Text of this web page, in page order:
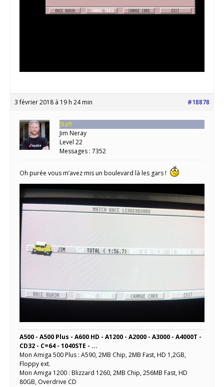
3 février 2018 à 19 h 24 min #18878
Staff
Jim Neray
Level 22
Messages : 7352
Oh purée vous m’avez mis un boulevard là les gars !
A500 - A500 Plus - A600 HD - A1200 - A2000 - A3000 - A4000T -
CD32 - C=64 - 1040STE - ...
Mon Amiga 500 Plus : A590, 2MB Chip, 2MB Fast, HD 1,2GB,
Floppy ext.
Mon Amiga 1200 : Blizzard 1260, 2MB Chip, 256MB Fast, HD
80GB, Overdrive CD